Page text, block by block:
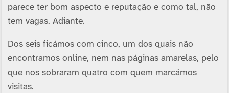
parece ter bom aspecto e reputação e como tal, não
tem vagas. Adiante.
Dos seis ficámos com cinco, um dos quais não
encontramos online, nem nas páginas amarelas, pelo
que nos sobraram quatro com quem marcámos
visitas.